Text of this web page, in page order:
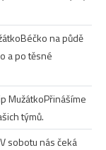
Béčko na půdě
a po těsné
MužátkoPřinášíme
týmů.
V sobotu nás čeká